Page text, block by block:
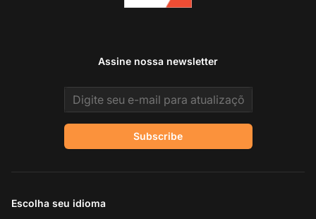
Assine nossa newsletter
Email address
Subscribe
Escolha seu idioma